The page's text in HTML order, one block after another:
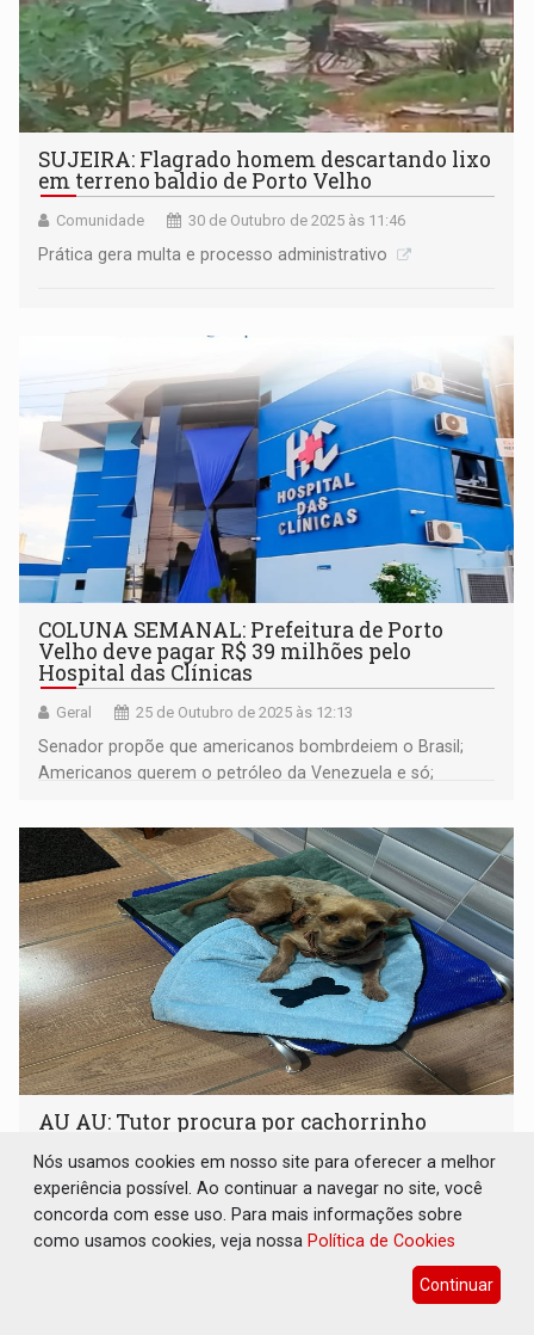
SUJEIRA: Flagrado homem descartando lixo
em terreno baldio de Porto Velho
Comunidade 30 de Outubro de 2025 às 11:46
Prática gera multa e processo administrativo
COLUNA SEMANAL: Prefeitura de Porto
Velho deve pagar R$ 39 milhões pelo
Hospital das Clínicas
Geral 25 de Outubro de 2025 às 12:13
Senador propõe que americanos bombrdeiem o Brasil;
Americanos querem o petróleo da Venezuela e só;
AU AU: Tutor procura por cachorrinho
Utilidade Pública 17 de Outubro de 2025 às 15:20
Caso aviste ou encontre entre em contato: (69) 9 9960-
1964
Nós usamos cookies em nosso site para oferecer a melhor
experiência possível. Ao continuar a navegar no site, você
concorda com esse uso. Para mais informações sobre
como usamos cookies, veja nossa Política de Cookies
Continuar